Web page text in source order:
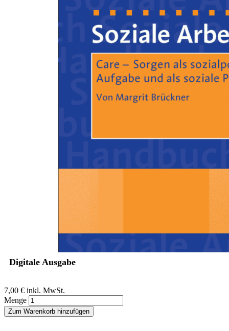
Care - Sorgen als
Digitale Ausgabe
7,00 € inkl. MwSt.
Menge
Zum Warenkorb hinzufügen